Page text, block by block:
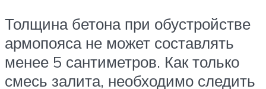
Толщина бетона при обустройстве
армопояса не может составлять
менее 5 сантиметров. Как только
смесь залита, необходимо следить